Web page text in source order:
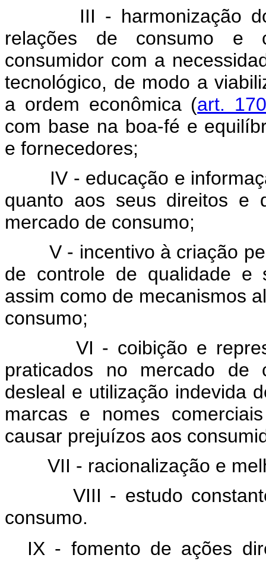
III - harmonização
relações de consumo e
consumidor com a
tecnológico, de modo a
a ordem econômica (art.
com base na boa-fé e
e fornecedores;
IV - educação e
quanto aos seus direitos e
mercado de consumo;
V - incentivo à criação
de controle de qualidade e
assim como de mecanismos
consumo;
VI - coibição e
praticados no mercado de
desleal e utilização indevida
marcas e nomes
causar prejuízos aos
VII - racionalização e
VIII - estudo
consumo.
IX - fomento de ações